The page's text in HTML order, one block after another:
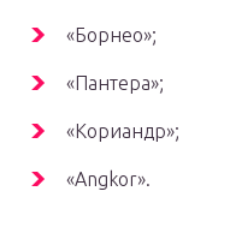
«Борнео»;
«Пантера»;
«Кориандр»;
«Angkor».